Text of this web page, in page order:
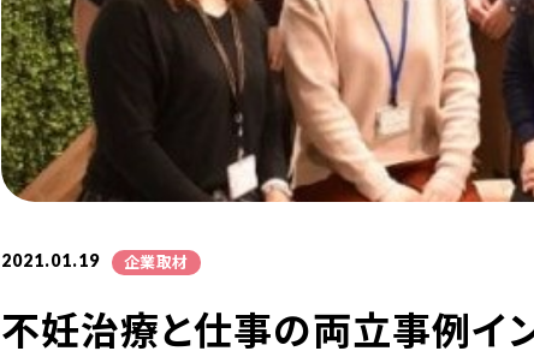
2021.01.19 企業取材
不妊治療と仕事の両立事例イ